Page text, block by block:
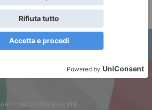
ARTICOLO PRECEDENTE